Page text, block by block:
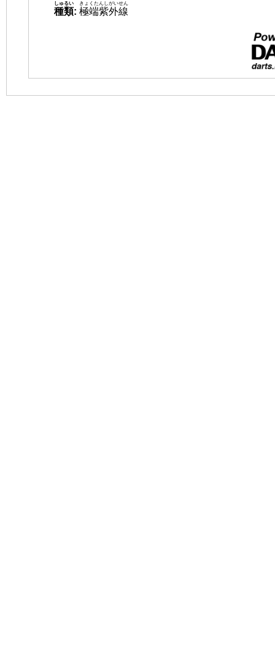
種類
しゅるい
: 極端紫外線
きょくたんしがいせん